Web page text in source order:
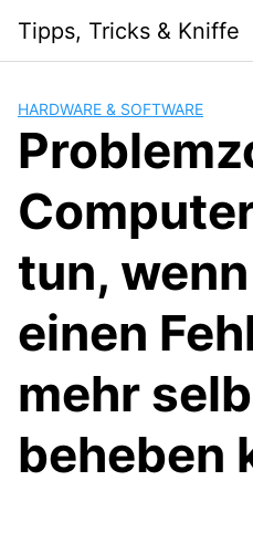
content
Tipps, Tricks & Kniffe
HARDWARE & SOFTWARE
tun,
einen
mehr
beheben